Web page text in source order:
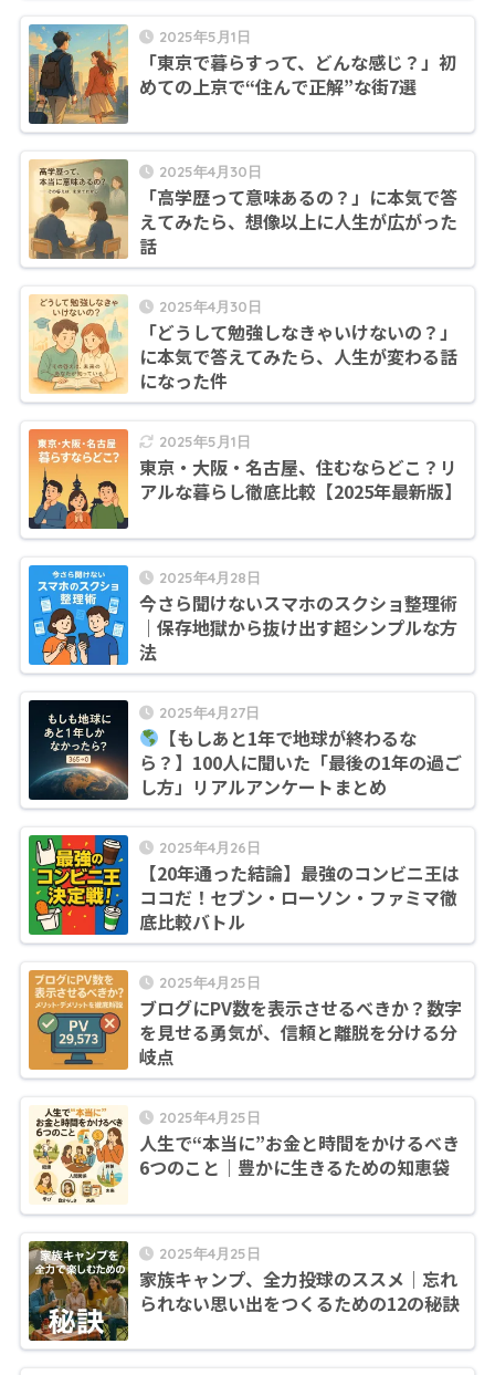
2025年5月1日
「東京で暮らすって、どんな感じ？」初
めての上京で“住んで正解”な街7選
2025年4月30日
「高学歴って意味あるの？」に本気で答
えてみたら、想像以上に人生が広がった
話
2025年4月30日
「どうして勉強しなきゃいけないの？」
に本気で答えてみたら、人生が変わる話
になった件
2025年5月1日
東京・大阪・名古屋、住むならどこ？リ
アルな暮らし徹底比較【2025年最新版】
2025年4月28日
今さら聞けないスマホのスクショ整理術
｜保存地獄から抜け出す超シンプルな方
法
2025年4月27日
【もしあと1年で地球が終わるな
ら？】100人に聞いた「最後の1年の過ご
し方」リアルアンケートまとめ
2025年4月26日
【20年通った結論】最強のコンビニ王は
ココだ！セブン・ローソン・ファミマ徹
底比較バトル
2025年4月25日
ブログにPV数を表示させるべきか？数字
を見せる勇気が、信頼と離脱を分ける分
岐点
2025年4月25日
人生で“本当に”お金と時間をかけるべき
6つのこと｜豊かに生きるための知恵袋
2025年4月25日
家族キャンプ、全力投球のススメ｜忘れ
られない思い出をつくるための12の秘訣